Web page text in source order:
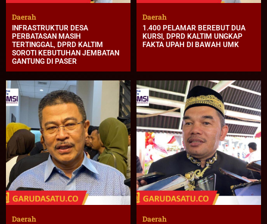
Daerah
INFRASTRUKTUR DESA
PERBATASAN MASIH
TERTINGGAL, DPRD KALTIM
SOROTI KEBUTUHAN JEMBATAN
GANTUNG DI PASER
Daerah
1.400 PELAMAR BEREBUT DUA
KURSI, DPRD KALTIM UNGKAP
FAKTA UPAH DI BAWAH UMK
Daerah Daerah